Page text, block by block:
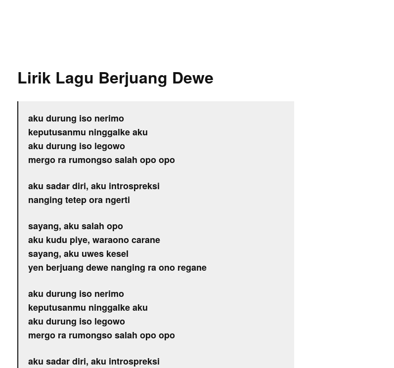
Lirik Lagu Berjuang Dewe
aku durung iso nerimo
keputusanmu ninggalke aku
aku durung iso legowo
mergo ra rumongso salah opo opo
aku sadar diri, aku introspreksi
nanging tetep ora ngerti
sayang, aku salah opo
aku kudu piye, waraono carane
sayang, aku uwes kesel
yen berjuang dewe nanging ra ono regane
aku durung iso nerimo
keputusanmu ninggalke aku
aku durung iso legowo
mergo ra rumongso salah opo opo
aku sadar diri, aku introspreksi